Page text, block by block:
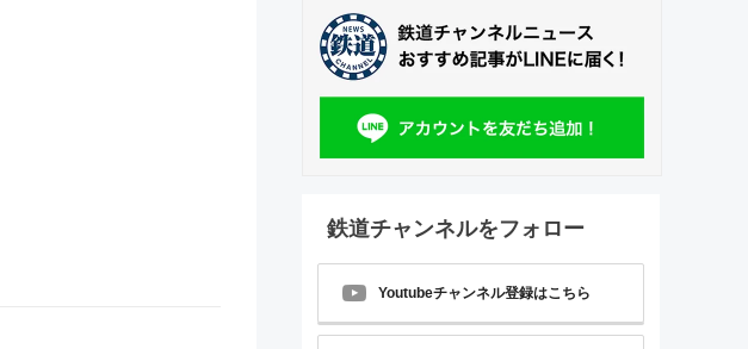
鉄道チャンネルをフォロー
Youtubeチャンネル登録はこちら